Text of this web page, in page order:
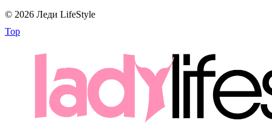
© 2026 Леди LifeStyle
Top